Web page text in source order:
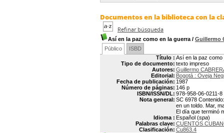
Documentos en la biblioteca con la
Refinar búsqueda
Así en la paz como en la guerra / Guillermo
Público
ISBD
Título : Así en la paz como
Tipo de documento: texto impreso
Autores: Guillermo
Editorial: Bogotá : Oveja
Fecha de publicación: 1987
Número de páginas: 146 p
ISBN/ISSN/DL: 978-958-06-0211-8
Nota general: SC 6978
en un toldo. Mar,
El día que terminó
Idioma : Español (spa)
Palabras clave: CUENTOS
Clasificación: Cu863.4